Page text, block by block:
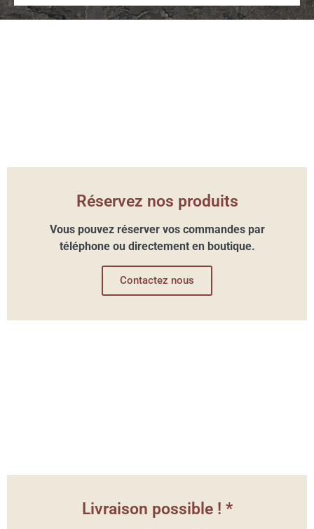
Réservez nos produits
Vous pouvez réserver vos commandes par
téléphone ou directement en boutique.
Contactez nous
Livraison possible ! *